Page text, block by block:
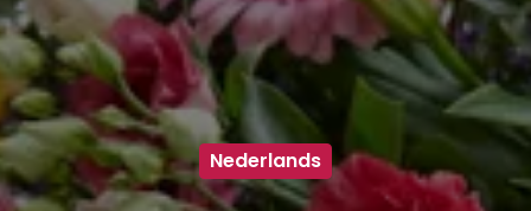
Nederlands